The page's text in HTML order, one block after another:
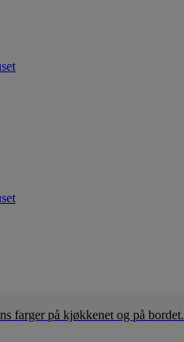
farger på kjøkkenet og på bordet.